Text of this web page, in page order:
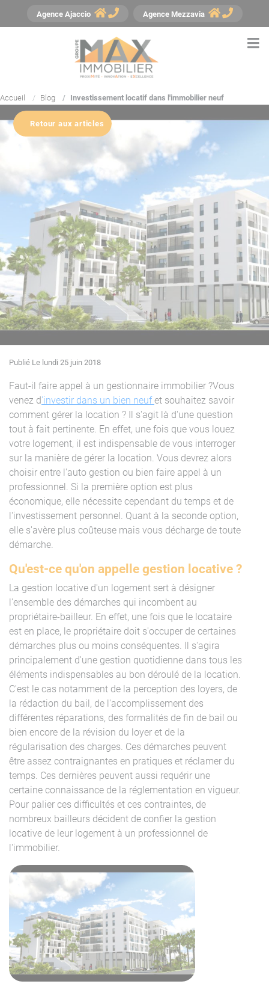
Agence Ajaccio Agence Mezzavia
Accueil Blog Investissement locatif dans l'immobilier neuf
Retour aux articles
Publié Le lundi 25 juin 2018
Faut-il faire appel à un gestionnaire immobilier ?Vous
venez d'investir dans un bien neufet souhaitez savoir
comment gérer la location ? Il s'agit là d'une question
tout à fait pertinente. En effet, une fois que vous louez
votre logement, il est indispensable de vous interroger
sur la manière de gérer la location. Vous devrez alors
choisir entre l'auto gestion ou bien faire appel à un
professionnel. Si la première option est plus
économique, elle nécessite cependant du temps et de
l'investissement personnel. Quant à la seconde option,
elle s'avère plus coûteuse mais vous décharge de toute
démarche.
Qu'est-ce qu'on appelle gestion locative ?
La gestion locative d'un logement sert à désigner
l'ensemble des démarches qui incombent au
propriétaire-bailleur. En effet, une fois que le locataire
est en place, le propriétaire doit s'occuper de certaines
démarches plus ou moins conséquentes. Il s'agira
principalement d'une gestion quotidienne dans tous les
éléments indispensables au bon déroulé de la location.
C'est le cas notamment de la perception des loyers, de
la rédaction du bail, de l'accomplissement des
différentes réparations, des formalités de fin de bail ou
bien encore de la révision du loyer et de la
régularisation des charges. Ces démarches peuvent
être assez contraignantes en pratiques et réclamer du
temps. Ces dernières peuvent aussi requérir une
certaine connaissance de la réglementation en vigueur.
Pour palier ces difficultés et ces contraintes, de
nombreux bailleurs décident de confier la gestion
locative de leur logement à un professionnel de
l'immobilier.
Panneau de gestion des cookies